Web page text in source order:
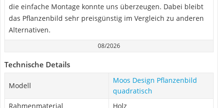
die einfache Montage konnte uns überzeugen. Dabei bleibt
das Pflanzenbild sehr preisgünstig im Vergleich zu anderen
Alternativen.
08/2026
Technische Details
Modell
Moos Design Pflanzenbild
quadratisch
Rahmenmaterial
Holz